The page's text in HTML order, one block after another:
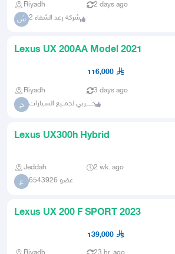
Riyadh 2 days ago
ش شركة رعد الشفاء 2
Lexus UX 200AA Model 2021
116,000
Riyadh 3 days ago
ح حـــــربي لجمــيع السـيارات
Lexus UX300h Hybrid
Jeddah 2 wk. ago
ع عضو 6543926
Lexus UX 200 F SPORT 2023
139,000